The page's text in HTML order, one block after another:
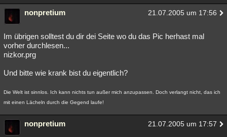
nonpretium 21.07.2005 um 17:56
Im übrigen solltest du dir dei Seite wo du das Pic herhast mal
vorher durchlesen...
nizkor.prg
Und bitte wie krank bist du eigentlich?
Die Welt ist sinnlos. Ich kann nichts tun außer mich anzupassen. Doch verlangt nicht, das ich
mit einen Lächeln durch die Gegend laufe!
nonpretium 21.07.2005 um 17:57